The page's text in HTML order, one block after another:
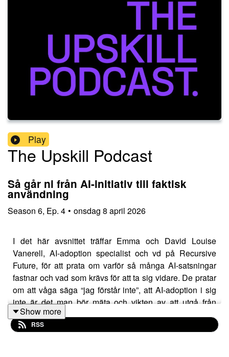
Play
The Upskill Podcast
Så går ni från AI-initiativ till faktisk
användning
Season 6, Ep. 4 • onsdag 8 april 2026
I det här avsnittet träffar Emma och David Louise
Vanerell, AI-adoption specialist och vd på Recursive
Future, för att prata om varför så många AI-satsningar
fastnar och vad som krävs för att ta sig vidare. De pratar
om att våga säga “jag förstår inte”, att AI-adoption i sig
inte är det man bör mäta och vikten av att utgå från
verksamhetens behov – inte tekniken i sig. Ett avsnitt för
dig som vill förstå hur AI går från initiativ till faktisk
Show more
RSS